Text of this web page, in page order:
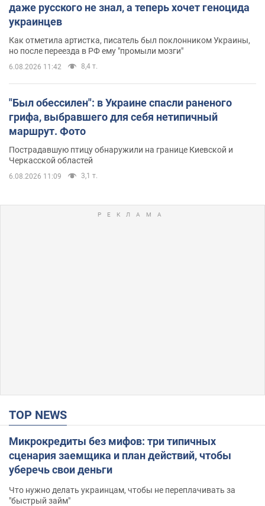
даже русского не знал, а теперь хочет геноцида
украинцев
Как отметила артистка, писатель был поклонником Украины,
но после переезда в РФ ему "промыли мозги"
6.08.2026 11:42 8,4 т.
"Был обессилен": в Украине спасли раненого
грифа, выбравшего для себя нетипичный
маршрут. Фото
Пострадавшую птицу обнаружили на границе Киевской и
Черкасской областей
6.08.2026 11:09 3,1 т.
TOP NEWS
Микрокредиты без мифов: три типичных
сценария заемщика и план действий, чтобы
уберечь свои деньги
Что нужно делать украинцам, чтобы не переплачивать за
"быстрый займ"